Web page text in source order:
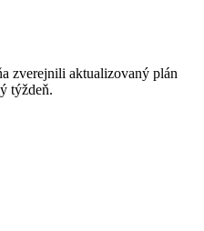
zverejnili aktualizovaný plán
týždeň.